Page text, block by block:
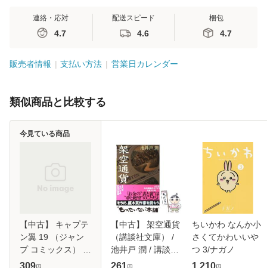
連絡・応対
4.7
配送スピード
4.6
梱包
4.7
販売者情報 支払い方法 営業日カレンダー
類似商品と比較する
【中古】 キャプテ
ン翼 19 （ジャン
プ コミックス） /
高橋 陽一 / 集英社
309
今見ている商品
【中古】 架空通貨
（講談社文庫） /
池井戸 潤 / 講談社
[文庫]【メール便送
261
ちいかわ なんか小
さくてかわいいや
つ 3/ナガノ
1,210